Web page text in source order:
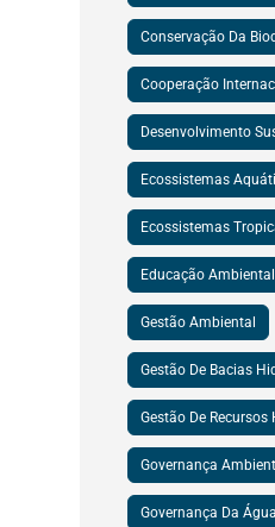
Conservação Da
Cooperação
Desenvolvimento
Ecossistemas
Ecossistemas
Educação Ambiental
Gestão Ambiental
Gestão De Bacias
Gestão De Recursos
Governança
Governança Da Água